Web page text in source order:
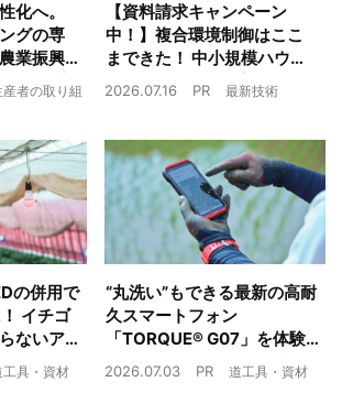
化へ。
グの専
業振興
トップ
産者の取り組
【資料請求キャンペーン
中！】複合環境制御はここ
まできた！ 中小規模ハウス
でも検討しやすい高コスパ
複合環境制御装置が誕生
2026.07.16 PR 最新技術
の併用で
イチゴ
ないア
工具・資材
“丸洗い”もできる最新の高耐
久スマートフォン
「TORQUE® G07」を体験
農業現場の“スマホの弱点”を
2026.07.03 PR 道工具・資材